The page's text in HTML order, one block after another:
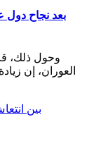
بعد نجاح دول
وحول ذلك،
العوران، إن